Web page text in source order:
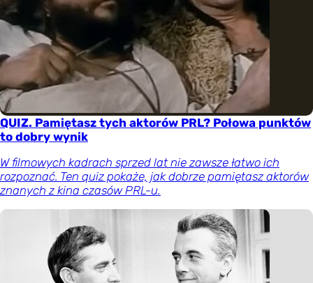
QUIZ. Pamiętasz tych aktorów PRL? Połowa punktów
to dobry wynik
W filmowych kadrach sprzed lat nie zawsze łatwo ich
rozpoznać. Ten quiz pokaże, jak dobrze pamiętasz aktorów
znanych z kina czasów PRL-u.